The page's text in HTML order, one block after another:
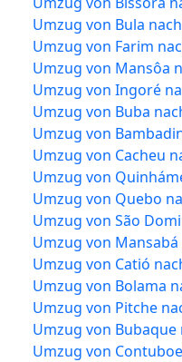
Umzug von Bula
Umzug von Farim
Umzug von Mansôa
Umzug von Ingoré
Umzug von Buba
Umzug von
Umzug von Cacheu
Umzug von
Umzug von Quebo
Umzug von São
Umzug von
Umzug von Catió
Umzug von Bolama
Umzug von Pitche
Umzug von Bubaque
Umzug von